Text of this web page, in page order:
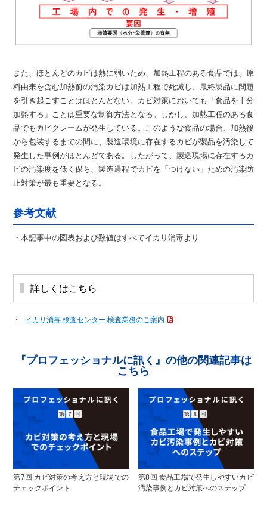
また、ほとんどのカビは熱に弱いため、加熱工程のある食品では、原
料由来を含む加熱前の汚染カビは加熱工程で死滅し、最終製品に問題
を引き起こすことはほとんどない。カビ対策においても「食品を十分
加熱する」ことは重要な制御方法となる。しかし、加熱工程のある食
品でもカビクレームが発生している。このような食品の場合、加熱後
から包装するまでの間に、製造環境に存在するカビが製品を汚染して
発生した事例がほとんどである。したがって、製造現場に存在するカ
ビの汚染度を低く保ち、製造過程でカビを「つけない」ための汚染防
止対策が最も重要となる。
参考文献
・本記事中の図表および数値はすべてイカリ消毒より
詳しくはこちら
イカリ消毒 検査センター 検査業務のご案内
『プロフェッショナルに訊く』の他の関連記事は
こちら
第7回 カビ対策の考え方と現場での
チェックポイント
第8回 食品工場で発生しやすいカビ
汚染事例とカビ対策へのステップ